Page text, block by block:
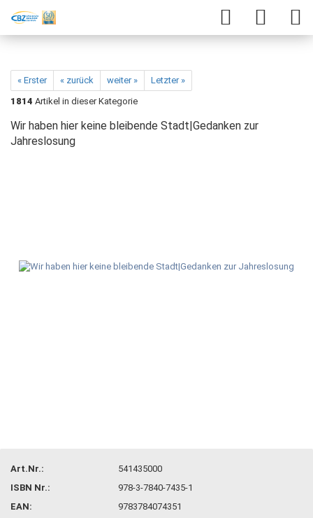
« Erster « zurück weiter »
Letzter »
1814 Artikel in dieser Kategorie
Wir haben hier keine bleibende Stadt|Gedanken zur
Jahreslosung
Art.Nr.:
541435000
ISBN Nr.:
978-3-7840-7435-1
EAN:
9783784074351